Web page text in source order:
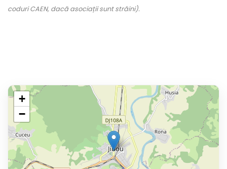
coduri CAEN, dacă asociații sunt străini).
+
−